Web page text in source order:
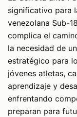
significativo para
venezolana Sub-
complica el
la necesidad de
estratégico para
jóvenes atletas,
aprendizaje y
enfrentando
preparan para